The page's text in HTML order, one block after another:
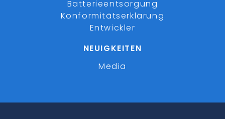
Batterieentsorgung
Konformitätserklärung
Entwickler
NEUIGKEITEN
Media